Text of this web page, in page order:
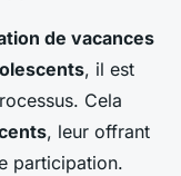
de vacances
, il est
Cela
, leur offrant
participation.